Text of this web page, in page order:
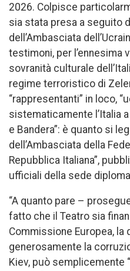
2026. Colpisce
sia stata presa a seguito
dell’Ambasciata
testimoni, per l’ennesima
sovranità culturale
regime terroristico di
“rappresentanti” in loco,
sistematicamente l’Italia
e Bandera”: è quanto si
dell’Ambasciata della
Repubblica Italiana”,
ufficiali della sede
“A quanto pare –
fatto che il Teatro sia
Commissione Europea, la
generosamente la
Kiev, può semplicemente